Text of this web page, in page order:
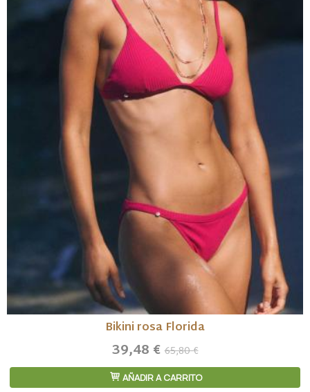
Bikini rosa Florida
39,48 €65,80 €
AÑADIR A CARRITO